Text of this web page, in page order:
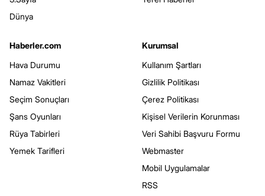
Dünya
Haberler.com
Hava Durumu
Namaz Vakitleri
Seçim Sonuçları
Şans Oyunları
Rüya Tabirleri
Yemek Tarifleri
Kurumsal
Kullanım Şartları
Gizlilik Politikası
Çerez Politikası
Kişisel Verilerin Korunması
Veri Sahibi Başvuru Formu
Webmaster
Mobil Uygulamalar
RSS